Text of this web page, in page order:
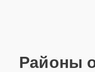
Районы